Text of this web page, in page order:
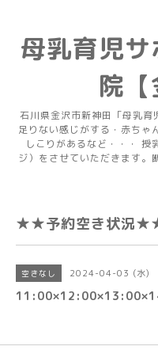
母乳育児
院【
石川県金沢市新神田「母乳
足りない感じがする・赤ちゃ
しこりがあるなど・・・ 授
ジ）をさせていただきます。
★★予約空き状況
空きなし 2024-04-03 (水)